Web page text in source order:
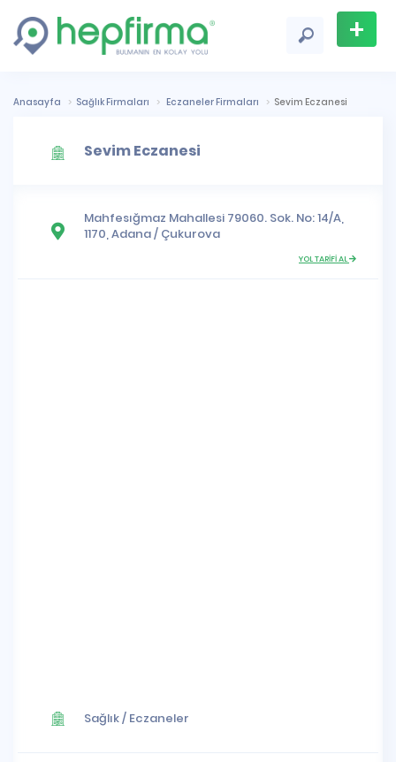
+
Ekle
Anasayfa Sağlık Firmaları Eczaneler Firmaları Sevim Eczanesi
Sevim Eczanesi
Mahfesığmaz Mahallesi 79060. Sok. No: 14/A,
1170,Adana/ Çukurova
YOL TARİFİ AL
Sağlık/ Eczaneler